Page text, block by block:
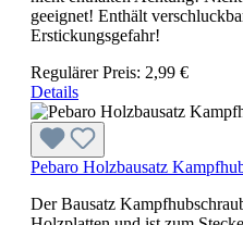
geeignet! Enthält
Erstickungsgefahr!
Regulärer Preis: 2,99 €
Details
Pebaro Holzbausatz
Der Bausatz